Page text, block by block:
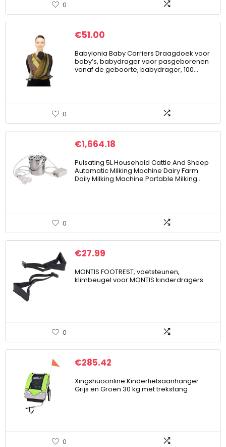
0
€51.00
Babylonia Baby Carriers Draagdoek voor
baby’s, babydrager voor pasgeborenen
vanaf de geboorte, babydrager, 100…
0
€1,664.18
Pulsating 5L Household Cattle And Sheep
Automatic Milking Machine Dairy Farm
Daily Milking Machine Portable Milking…
0
€27.99
MONTIS FOOTREST, voetsteunen,
klimbeugel voor MONTIS kinderdragers
0
€285.42
Xingshuoonline Kinderfietsaanhanger
Grijs en Groen 30 kg met trekstang
0